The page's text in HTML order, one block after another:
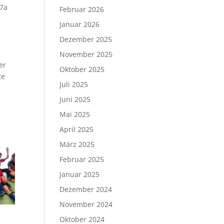
Februar 2026
Januar 2026
Dezember 2025
November 2025
Oktober 2025
Juli 2025
Juni 2025
Mai 2025
April 2025
März 2025
Februar 2025
Januar 2025
Dezember 2024
November 2024
Oktober 2024